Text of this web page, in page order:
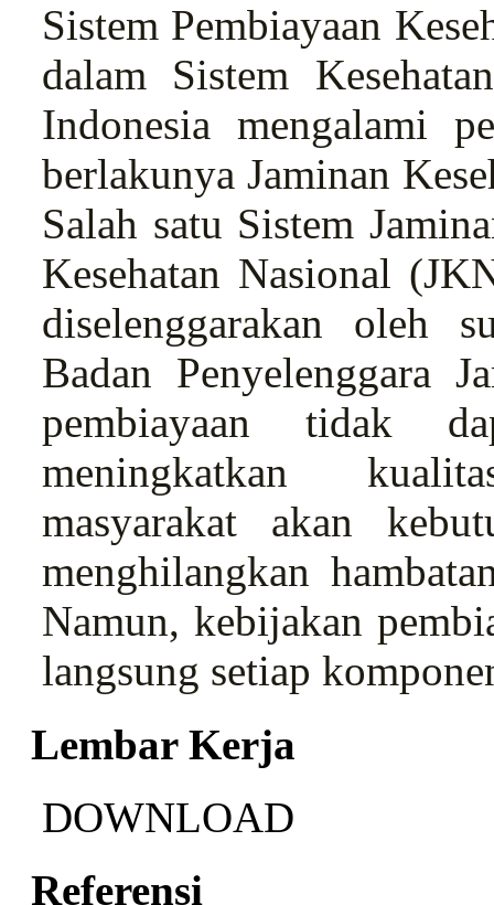
Sistem Pembiayaan
dalam Sistem
Indonesia mengalami
berlakunya Jaminan
Salah satu Sistem
Kesehatan Nasional
diselenggarakan oleh
Badan Penyelenggara
pembiayaan tidak
meningkatkan
masyarakat akan
menghilangkan
Namun, kebijakan
langsung setiap
Lembar Kerja
DOWNLOAD
Referensi